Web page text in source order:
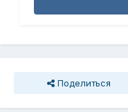
Поделиться